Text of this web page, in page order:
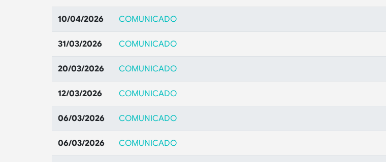
10/04/2026 COMUNICADO
31/03/2026 COMUNICADO
20/03/2026 COMUNICADO
12/03/2026 COMUNICADO
06/03/2026 COMUNICADO
06/03/2026 COMUNICADO